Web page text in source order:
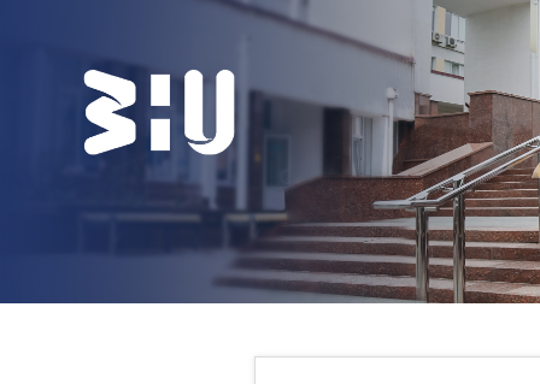
БІБЛІОТЕКА
НОВИНИ